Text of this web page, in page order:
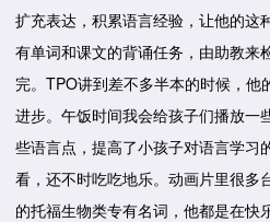
扩充表达，积累语言经验，让他的这
有单词和课文的背诵任务，由助教来
完。TPO讲到差不多半本的时候，他
进步。午饭时间我会给孩子们播放一
些语言点，提高了小孩子对语言学习
看，还不时吃吃地乐。动画片里很多
的托福生物类专有名词，他都是在快